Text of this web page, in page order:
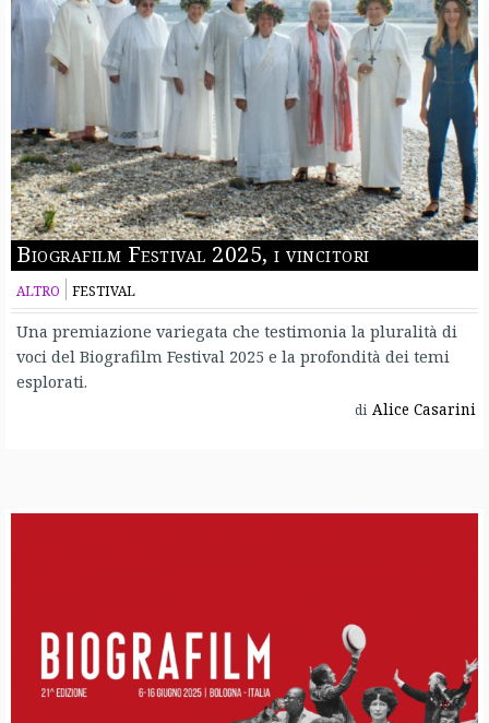
Biografilm Festival 2025, i vincitori
ALTRO FESTIVAL
Una premiazione variegata che testimonia la pluralità di
voci del Biografilm Festival 2025 e la profondità dei temi
esplorati.
di Alice Casarini